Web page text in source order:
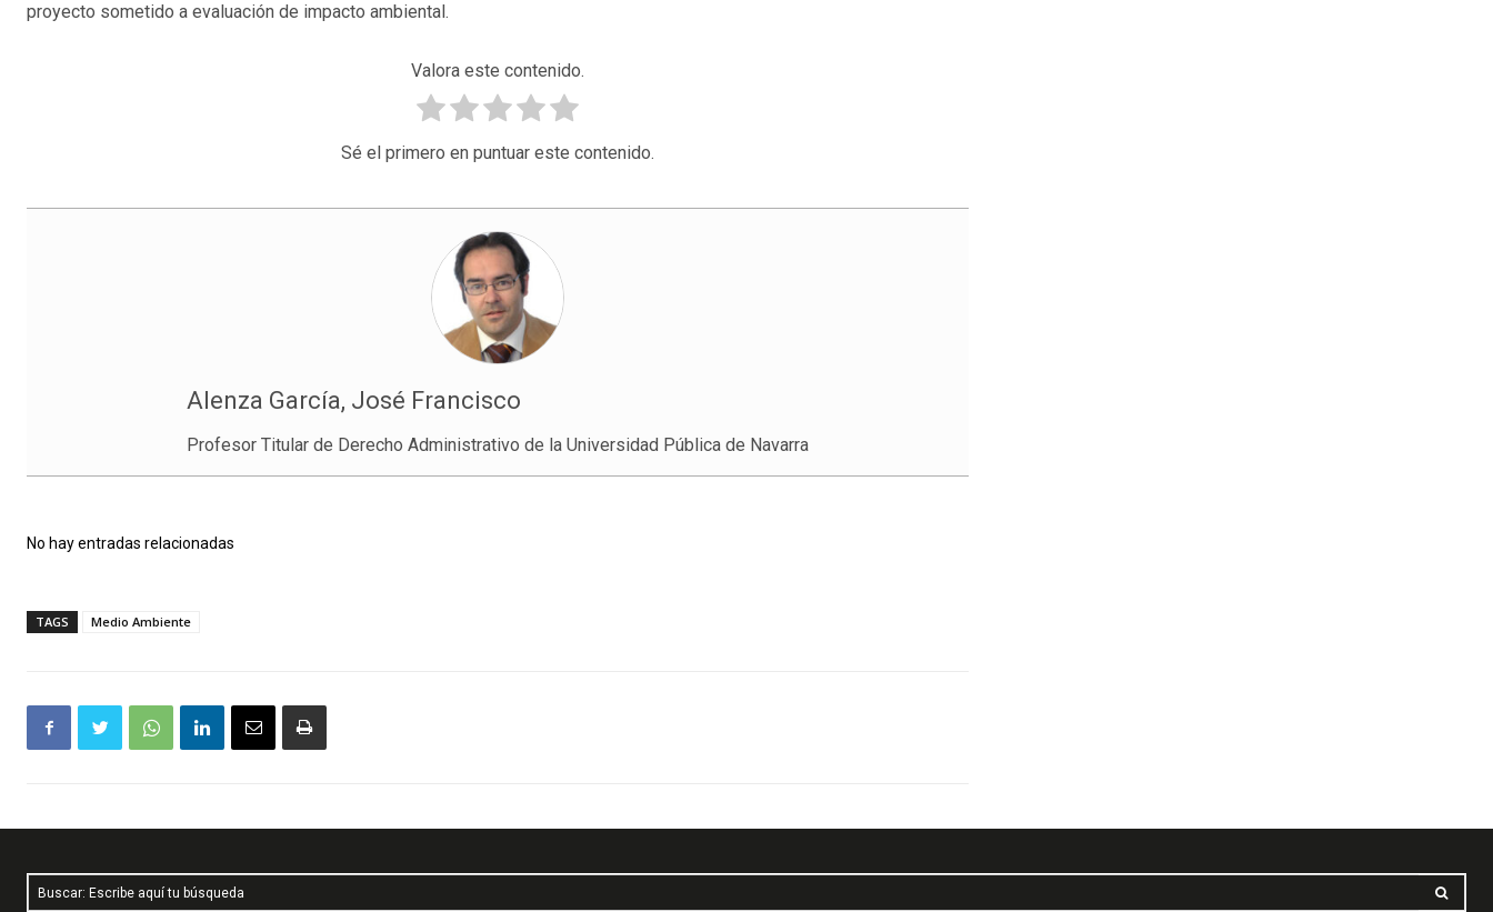
proyecto sometido a evaluación de impacto ambiental.
Valora este contenido.
Sé el primero en puntuar este contenido.
Alenza García, José Francisco
Profesor Titular de Derecho Administrativo de la Universidad Pública de Navarra
No hay entradas relacionadas
TAGS Medio Ambiente
Buscar: Escribe aquí tu búsqueda